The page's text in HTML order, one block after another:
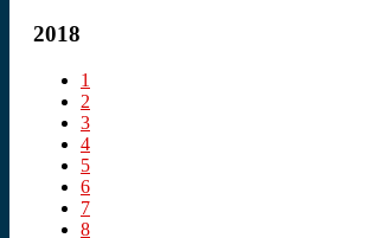
2018
1
2
3
4
5
6
7
8